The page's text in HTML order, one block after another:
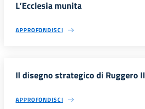
L’Ecclesia munita
APPROFONDISCI
Il disegno strategico di Ruggero II
APPROFONDISCI